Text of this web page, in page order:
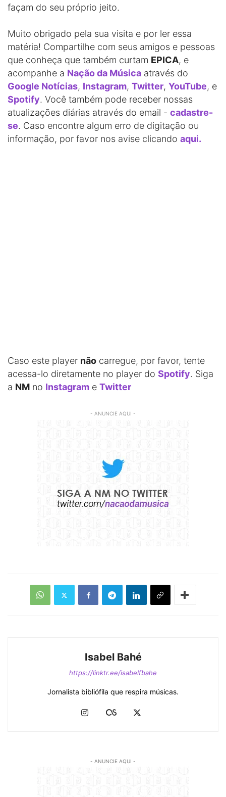
façam do seu próprio jeito.
Muito obrigado pela sua visita e por ler essa
matéria! Compartilhe com seus amigos e pessoas
que conheça que também curtam EPICA, e
acompanhe a Nação da Música através do
Google Notícias, Instagram, Twitter, YouTube, e
Spotify. Você também pode receber nossas
atualizações diárias através do email - cadastre-
se. Caso encontre algum erro de digitação ou
informação, por favor nos avise clicando aqui.
Caso este player não carregue, por favor, tente
acessa-lo diretamente no player do Spotify. Siga
a NM no Instagram e Twitter
- ANUNCIE AQUI -
Isabel Bahé
https://linktr.ee/isabelfbahe
Jornalista bibliófila que respira músicas.
- ANUNCIE AQUI -